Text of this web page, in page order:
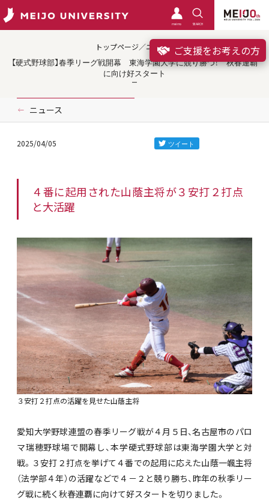
meimo SEARCH
ご支援をお考えの方
トップページ／ニュース
【硬式野球部】春季リーグ戦開幕 東海学園大学に競り勝つ！ 秋春連覇
に向け好スタート
ニュース
2025/04/05
４番に起用された山蔭主将が３安打２打点
と大活躍
３安打２打点の活躍を見せた山蔭主将
愛知大学野球連盟の春季リーグ戦が４月５日、名古屋市のパロ
マ瑞穂野球場で開幕し、本学硬式野球部は東海学園大学と対
戦。３安打２打点を挙げて４番での起用に応えた山蔭一颯主将
（法学部４年）の活躍などで４－２と競り勝ち、昨年の秋季リー
グ戦に続く秋春連覇に向けて好スタートを切りました。